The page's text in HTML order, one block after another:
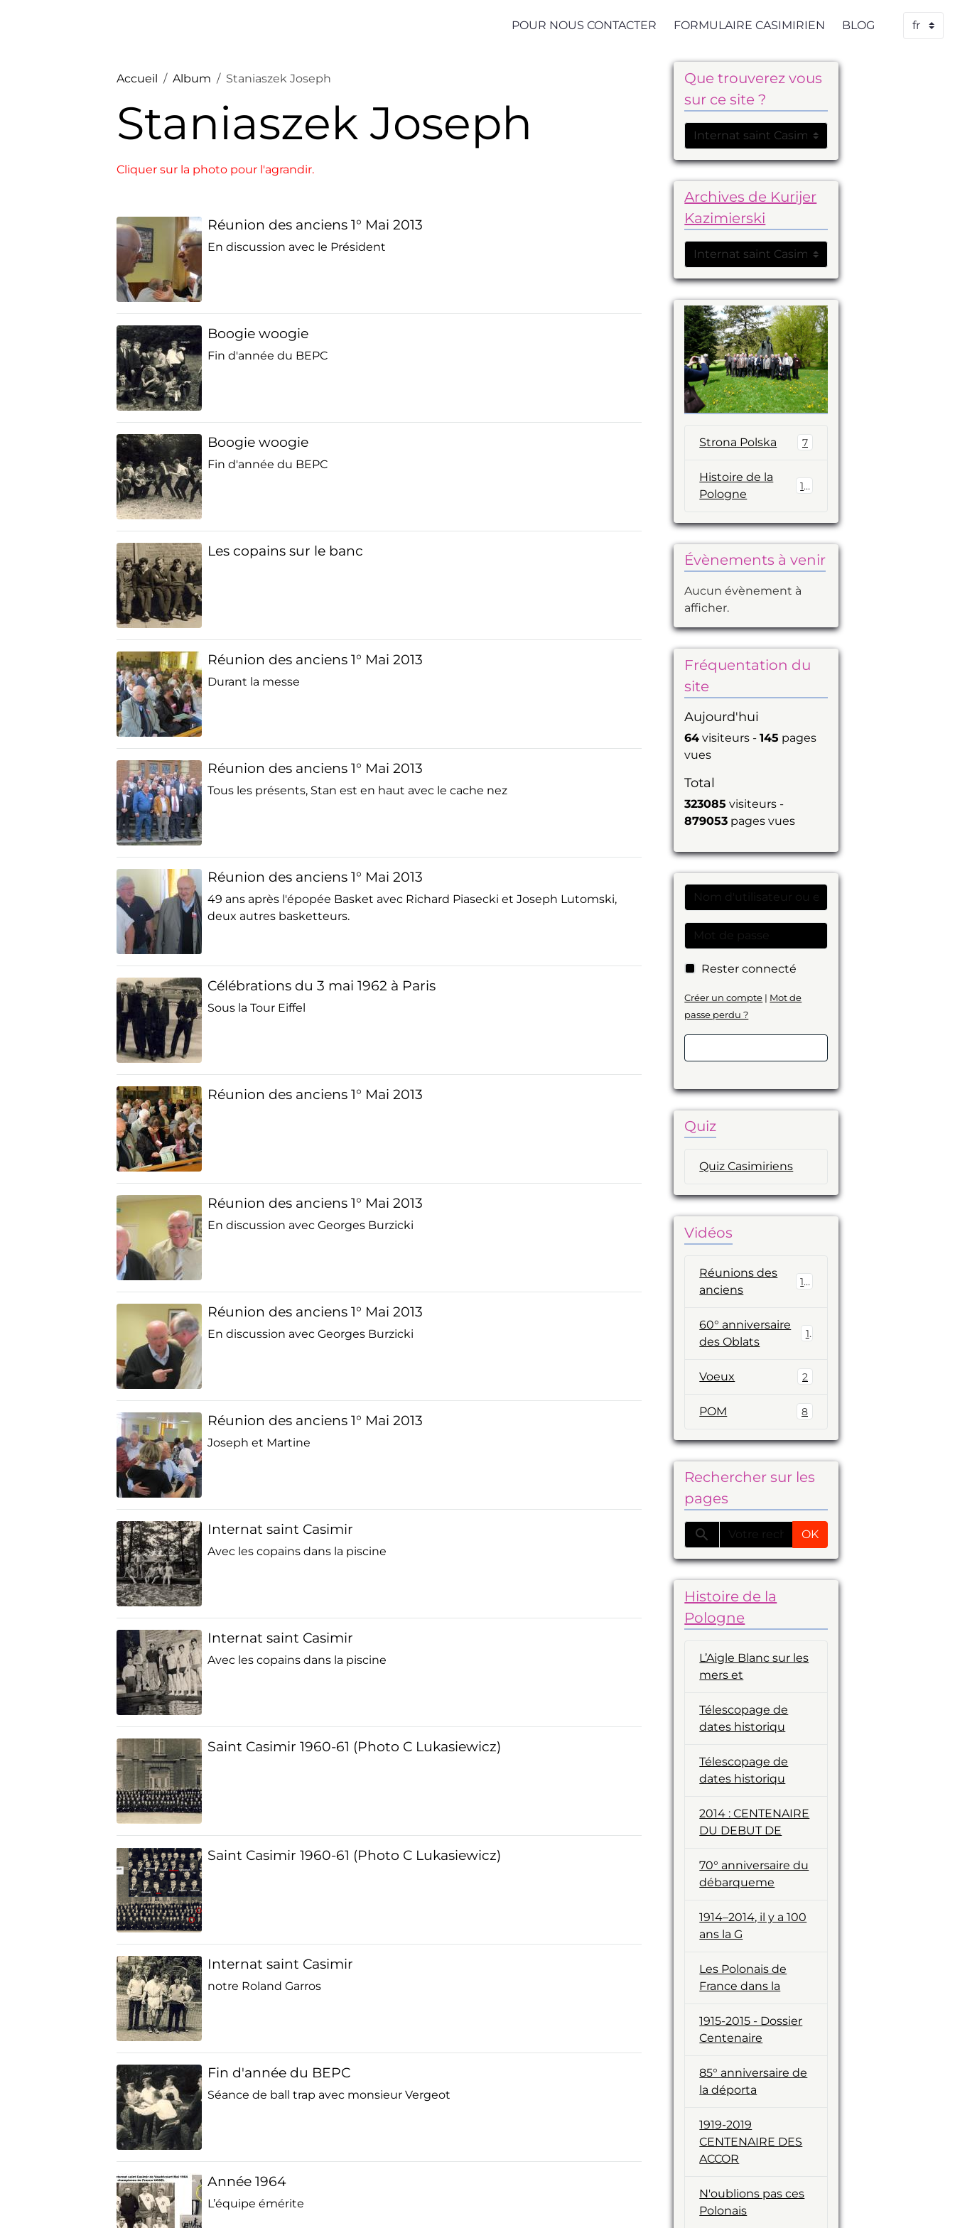
POUR NOUS CONTACTER FORMULAIRE CASIMIRIEN BLOG
Accueil Album Staniaszek Joseph
Staniaszek Joseph
Cliquer sur la photo pour l'agrandir.
Réunion des anciens 1° Mai 2013
En discussion avec le Président
Boogie woogie
Fin d'année du BEPC
Boogie woogie
Fin d'année du BEPC
Les copains sur le banc
Réunion des anciens 1° Mai 2013
Durant la messe
Réunion des anciens 1° Mai 2013
Tous les présents, Stan est en haut avec le cache nez
Réunion des anciens 1° Mai 2013
49 ans après l'épopée Basket avec Richard Piasecki et Joseph Lutomski,
deux autres basketteurs.
Célébrations du 3 mai 1962 à Paris
Sous la Tour Eiffel
Réunion des anciens 1° Mai 2013
Réunion des anciens 1° Mai 2013
En discussion avec Georges Burzicki
Réunion des anciens 1° Mai 2013
En discussion avec Georges Burzicki
Réunion des anciens 1° Mai 2013
Joseph et Martine
Internat saint Casimir
Avec les copains dans la piscine
Internat saint Casimir
Avec les copains dans la piscine
Saint Casimir 1960-61 (Photo C Lukasiewicz)
Saint Casimir 1960-61 (Photo C Lukasiewicz)
Internat saint Casimir
notre Roland Garros
Fin d'année du BEPC
Séance de ball trap avec monsieur Vergeot
Année 1964
L’équipe émérite
Que trouverez vous
sur ce site ?
Archives de Kurijer
Kazimierski
Strona Polska 7
Histoire de la
Pologne
14
Évènements à venir
Aucun évènement à
afficher.
Fréquentation du
site
Aujourd'hui
64 visiteurs -145 pages
vues
Total
323085 visiteurs -
879053 pages vues
Rester connecté
Créer un compte | Mot de
passe perdu ?
Quiz
Quiz Casimiriens
Vidéos
Réunions des
anciens
19
60° anniversaire
des Oblats
1
Voeux 2
POM 8
Rechercher sur les
pages
OK
Histoire de la
Pologne
L’Aigle Blanc sur les
mers et
Télescopage de
dates historiqu
Télescopage de
dates historiqu
2014 : CENTENAIRE
DU DEBUT DE
70° anniversaire du
débarqueme
1914–2014, il y a 100
ans la G
Les Polonais de
France dans la
1915-2015 - Dossier
Centenaire
85° anniversaire de
la déporta
1919-2019
CENTENAIRE DES
ACCOR
N'oublions pas ces
Polonais